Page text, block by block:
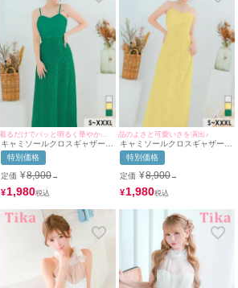
着るだけでパッと明るく華やかに演出♪
キャミソールクロスギャザー切
り替えエレガントレースAライ
ンロングドレス (Sサイズ～
XXXLサイズ) (重川茉弥/キャバ
ドレス着用) [Tika/ティカ]
特別価格
定価 ¥8,900→
¥1,980
品のよさと可愛いさを演出♪
キャミソールクロスギャザー切
り替えクラシカルフラワーレー
スAラインロングドレス (Sサイ
ズ～XXXLサイズ) (重川茉弥/キ
ャバドレス着用) [Tika/ティカ]
特別価格
定価 ¥8,900→
¥1,980